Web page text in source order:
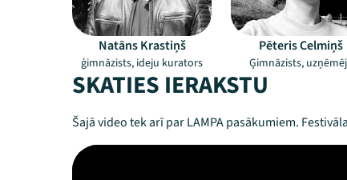
Natāns Krastiņš
ģimnāzists, ideju kurators
Pēteris Celmiņš
Ģimnāzists,
SKATIES IERAKSTU
Šajā video tek arī par LAMPA pasākumiem.